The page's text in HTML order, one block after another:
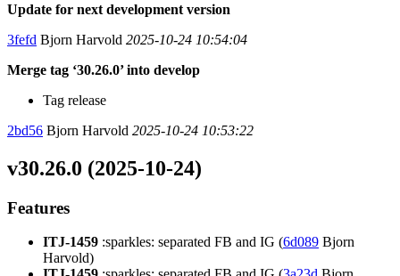
Update for next development version
3fefd Bjorn Harvold 2025-10-24 10:54:04
Merge tag ‘30.26.0’ into develop
Tag release
2bd56 Bjorn Harvold 2025-10-24 10:53:22
v30.26.0 (2025-10-24)
Features
ITJ-1459 :sparkles: separated FB and IG (6d089 Bjorn
Harvold)